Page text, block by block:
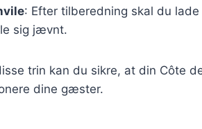
: Efter tilberedning skal du
sig jævnt.
trin kan du sikre, at din Côte
dine gæster.